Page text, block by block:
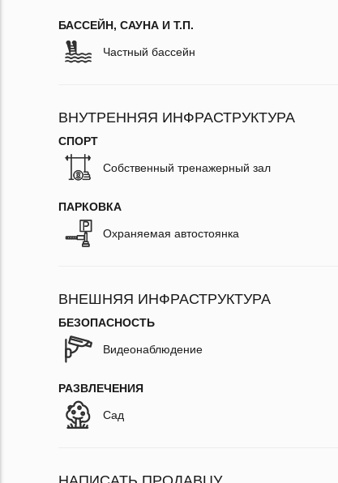
БАССЕЙН, САУНА И Т.П.
Частный бассейн
ВНУТРЕННЯЯ ИНФРАСТРУКТУРА
СПОРТ
Собственный тренажерный зал
ПАРКОВКА
Охраняемая автостоянка
ВНЕШНЯЯ ИНФРАСТРУКТУРА
БЕЗОПАСНОСТЬ
Видеонаблюдение
РАЗВЛЕЧЕНИЯ
Сад